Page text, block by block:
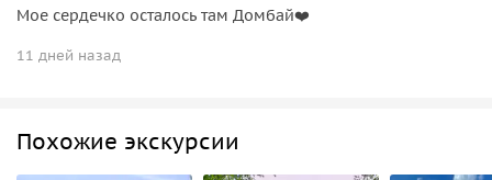
Мое сердечко осталось там Домбай❤️
11 дней назад
Похожие экскурсии